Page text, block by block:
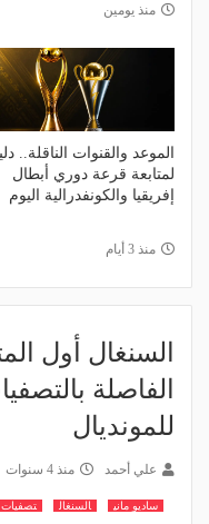
منذ يومين
الموعد والقنوات الناقلة..
لمتابعة قرعة دوري أبطال
إفريقيا والكونفدرالية اليوم
منذ 3 أيام
السنغال أول
الفاصلة
للمونديال
علي أحمد منذ 4 سنوات
ساديو ماني السنغال تصفيات